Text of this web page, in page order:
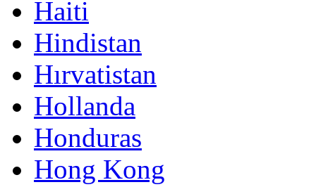
Haiti
Hindistan
Hırvatistan
Hollanda
Honduras
Hong Kong